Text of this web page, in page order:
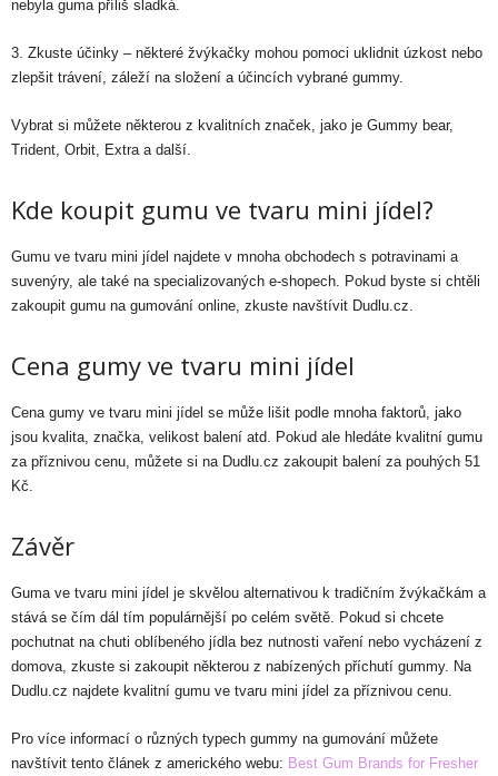
nebyla guma příliš sladká.
3. Zkuste účinky – některé žvýkačky mohou pomoci uklidnit úzkost nebo
zlepšit trávení, záleží na složení a účincích vybrané gummy.
Vybrat si můžete některou z kvalitních značek, jako je Gummy bear,
Trident, Orbit, Extra a další.
Kde koupit gumu ve tvaru mini jídel?
Gumu ve tvaru mini jídel najdete v mnoha obchodech s potravinami a
suvenýry, ale také na specializovaných e-shopech. Pokud byste si chtěli
zakoupit gumu na gumování online, zkuste navštívit Dudlu.cz.
Cena gumy ve tvaru mini jídel
Cena gumy ve tvaru mini jídel se může lišit podle mnoha faktorů, jako
jsou kvalita, značka, velikost balení atd. Pokud ale hledáte kvalitní gumu
za příznivou cenu, můžete si na Dudlu.cz zakoupit balení za pouhých 51
Kč.
Závěr
Guma ve tvaru mini jídel je skvělou alternativou k tradičním žvýkačkám a
stává se čím dál tím populárnější po celém světě. Pokud si chcete
pochutnat na chuti oblíbeného jídla bez nutnosti vaření nebo vycházení z
domova, zkuste si zakoupit některou z nabízených příchutí gummy. Na
Dudlu.cz najdete kvalitní gumu ve tvaru mini jídel za příznivou cenu.
Pro více informací o různých typech gummy na gumování můžete
navštívit tento článek z amerického webu: Best Gum Brands for Fresher